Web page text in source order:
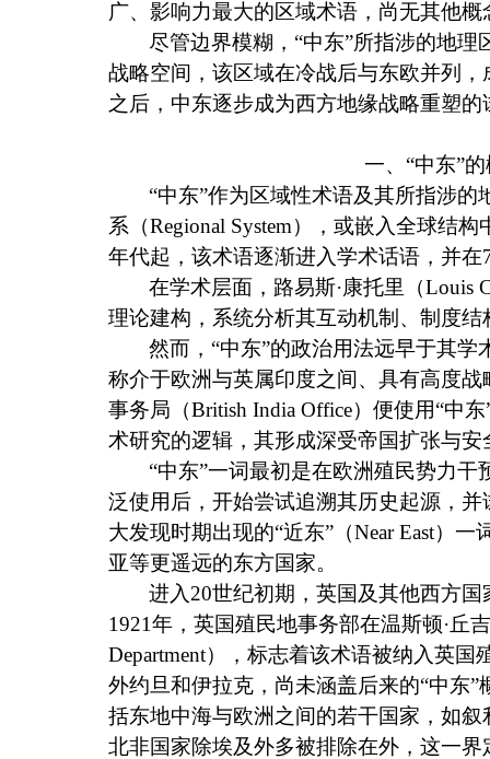
广、影响力最大的区域术语，尚无其他
尽管边界模糊，“中东”所指涉的地
战略空间，该区域在冷战后与东欧并列
之后，中东逐步成为西方地缘战略重塑
一、“中东”
“中东”作为区域性术语及其所指涉
系（Regional System），或嵌入全球结构
年代起，该术语逐渐进入学术话语，并在
在学术层面，路易斯·康托里（Louis
理论建构，系统分析其互动机制、制度
然而，“中东”的政治用法远早于其学
称介于欧洲与英属印度之间、具有高度
事务局（British India Office）便使用“中
术研究的逻辑，其形成深受帝国扩张与安
“中东”一词最初是在欧洲殖民势力
泛使用后，开始尝试追溯其历史起源，
大发现时期出现的“近东”（Near East）一
亚等更遥远的东方国家。
进入 20世纪初期，英国及其他西方
1921年，英国殖民地事务部在温斯顿·丘
Department），标志着该术语被纳入英国
外约旦和伊拉克，尚未涵盖后来的“中东
括东地中海与欧洲之间的若干国家，如
北非国家除埃及外多被排除在外，这一